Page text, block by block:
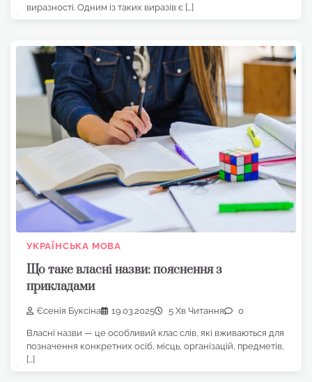
виразності. Одним із таких виразів є […]
УКРАЇНСЬКА МОВА
Що таке власні назви: пояснення з
прикладами
Єсенія Буксіна 19.03.2025 5 Хв Читання 0
Власні назви — це особливий клас слів, які вживаються для
позначення конкретних осіб, місць, організацій, предметів,
[…]